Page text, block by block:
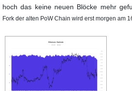
hoch das keine neuen Blöcke mehr
Fork der alten PoW Chain wird erst morgen am